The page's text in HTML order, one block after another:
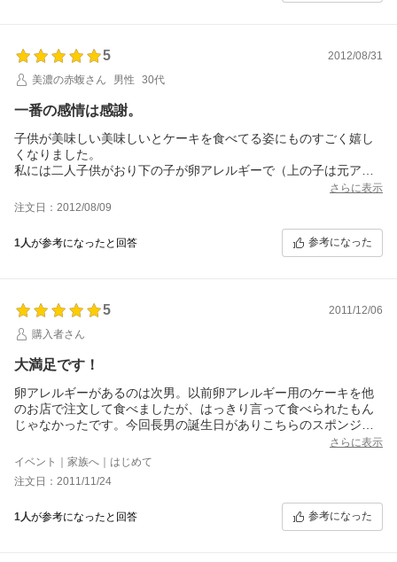
5
2012/08/31
美濃の赤蝮さん
男性 30代
一番の感情は感謝。
子供が美味しい美味しいとケーキを食べてる姿にものすごく嬉し
くなりました。
私には二人子供がおり下の子が卵アレルギーで（上の子は元アレ
ルギー）こういったスポンジを食べさせてやることができず今ま
では妻がホットケーキミックスなどで代用品を作っていましたが
私自身は食べておりませんが（甘いものが苦手で・・すいませ
れた貴社の存在に感謝しています。
いずれまた利用させていただきますね。
さらに表示
注文日：2012/08/09
1人が参考になったと回答 参考になった
5
2011/12/06
購入者さん
大満足です！
卵アレルギーがあるのは次男。以前卵アレルギー用のケーキを他
のお店で注文して食べましたが、はっきり言って食べられたもん
じゃなかったです。今回長男の誕生日がありこちらのスポンジケ
ーキを購入。飾り付けを子供たちと一緒にして食べました。以前
のものには比べ物にならないくらい美味しかったです！！しか
も、次男が本当に喜んで食べてくれ、2/3ホールは次男が食べたの
には驚きました。今朝も「もうケーキないの？」と聞いてきたく
らいです＾＾こらからクリスマスに次男の誕生日もあるのでまた
こちらで注文させてもらおうと思っています！
さらに表示
イベント｜家族へ｜はじめて
注文日：2011/11/24
1人が参考になったと回答 参考になった